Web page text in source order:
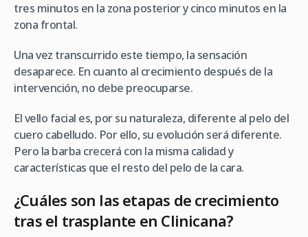
tres minutos en la zona posterior y cinco minutos en la
zona frontal.
Una vez transcurrido este tiempo, la sensación
desaparece. En cuanto al crecimiento después de la
intervención, no debe preocuparse.
El vello facial es, por su naturaleza, diferente al pelo del
cuero cabelludo. Por ello, su evolución será diferente.
Pero la barba crecerá con la misma calidad y
características que el resto del pelo de la cara.
¿Cuáles son las etapas de crecimiento
tras el trasplante en Clinicana?